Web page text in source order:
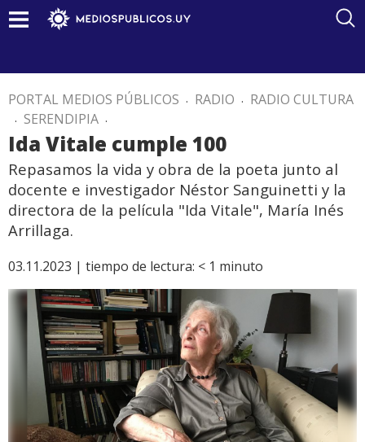
PORTAL MEDIOS PÚBLICOS . RADIO . RADIO CULTURA
. SERENDIPIA .
Ida Vitale cumple 100
Repasamos la vida y obra de la poeta junto al
docente e investigador Néstor Sanguinetti y la
directora de la película "Ida Vitale", María Inés
Arrillaga.
03.11.2023 | tiempo de lectura: < 1 minuto